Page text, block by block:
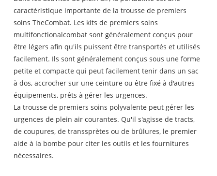
caractéristique importante de la trousse de premiers
soins TheCombat. Les kits de premiers soins
multifonctionalcombat sont généralement conçus pour
être légers afin qu'ils puissent être transportés et utilisés
facilement. Ils sont généralement conçus sous une forme
petite et compacte qui peut facilement tenir dans un sac
à dos, accrocher sur une ceinture ou être fixé à d'autres
équipements, prêts à gérer les urgences.
La trousse de premiers soins polyvalente peut gérer les
urgences de plein air courantes. Qu'il s'agisse de tracts,
de coupures, de transsprètes ou de brûlures, le premier
aide à la bombe pour citer les outils et les fournitures
nécessaires.